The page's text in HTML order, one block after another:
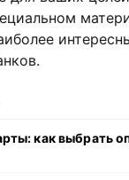
как выбрать